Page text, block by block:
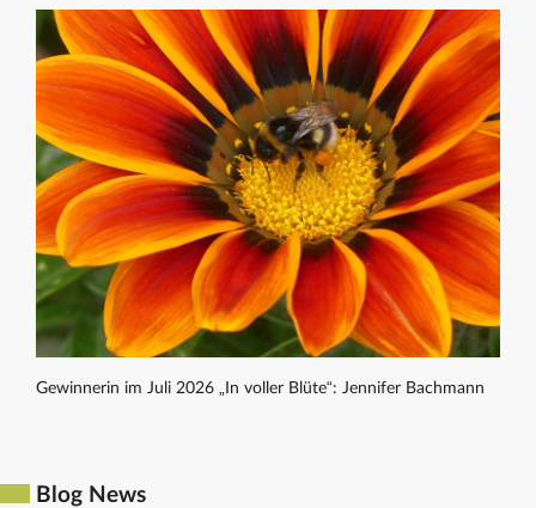
Gewinnerin im Juli 2026 „In voller Blüte“: Jennifer Bachmann
Blog News